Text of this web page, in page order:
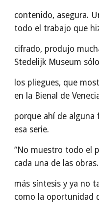
contenido, asegura.
todo el trabajo que
cifrado, produjo
Stedelijk Museum
los pliegues, que
en la Bienal de
porque ahí de alguna
esa serie.
“No muestro todo el
cada una de las
más síntesis y ya no
como la oportunidad